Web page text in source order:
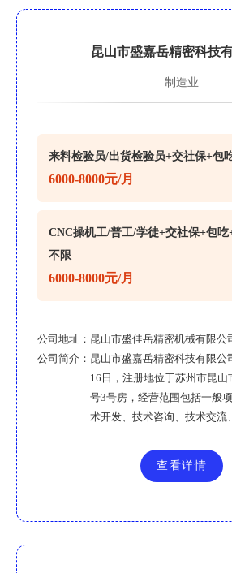
昆山市盛嘉岳精密科技
制造业
来料检验员/出货检验员+交社保+包
6000-8000元/月
CNC操机工/普工/学徒+交社保+包
不限
6000-8000元/月
公司地址： 昆山市盛佳岳精密机械有限公
公司简介： 昆山市盛嘉岳精密科技有限公
16日，注册地位于苏州市昆山
号3号房，经营范围包括一般
术开发、技术咨询、技术交流
查看详情